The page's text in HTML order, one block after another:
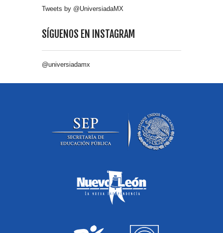
Tweets by @UniversiadaMX
SÍGUENOS EN INSTAGRAM
@universiadamx